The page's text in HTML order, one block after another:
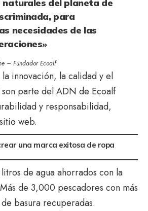
naturales del planeta de
para
necesidades de las
– Fundador Ecoalf
innovación, la calidad y el
parte del ADN de Ecoalf
y responsabilidad,
web.
una marca exitosa de ropa
de agua ahorrados con la
de 3,000 pescadores con más
basura recuperadas.